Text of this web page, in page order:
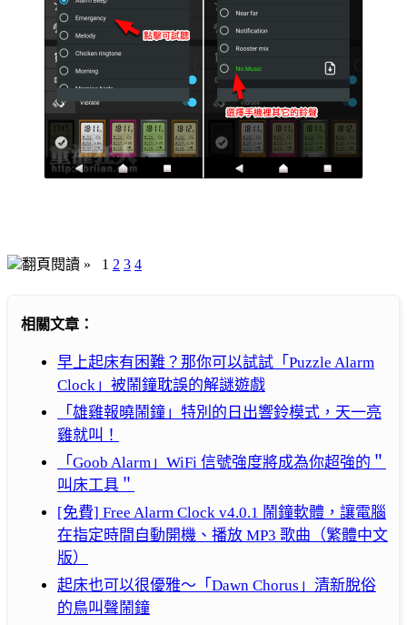
翻頁閱讀 » 1 2 3 4
相關文章：
早上起床有困難？那你可以試試「Puzzle Alarm
Clock」被鬧鐘耽誤的解謎遊戲
「雄雞報曉鬧鐘」特別的日出響鈴模式，天一亮
雞就叫！
「Goob Alarm」WiFi 信號強度將成為你超強的＂
叫床工具＂
[免費] Free Alarm Clock v4.0.1 鬧鐘軟體，讓電腦
在指定時間自動開機、播放 MP3 歌曲（繁體中文
版）
起床也可以很優雅～「Dawn Chorus」清新脫俗
的鳥叫聲鬧鐘